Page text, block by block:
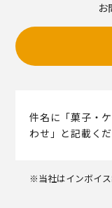
お
件名に「菓子・
わせ」と記載くだ
※当社はインボイ